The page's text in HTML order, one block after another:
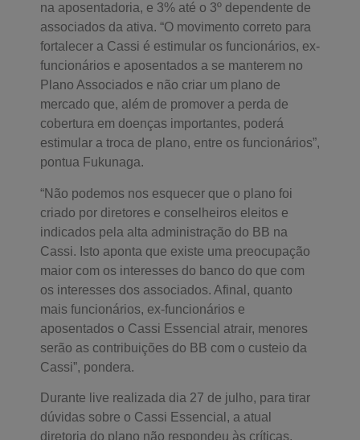
na aposentadoria, e 3% até o 3º dependente de
associados da ativa. “O movimento correto para
fortalecer a Cassi é estimular os funcionários, ex-
funcionários e aposentados a se manterem no
Plano Associados e não criar um plano de
mercado que, além de promover a perda de
cobertura em doenças importantes, poderá
estimular a troca de plano, entre os funcionários”,
pontua Fukunaga.
“Não podemos nos esquecer que o plano foi
criado por diretores e conselheiros eleitos e
indicados pela alta administração do BB na
Cassi. Isto aponta que existe uma preocupação
maior com os interesses do banco do que com
os interesses dos associados. Afinal, quanto
mais funcionários, ex-funcionários e
aposentados o Cassi Essencial atrair, menores
serão as contribuições do BB com o custeio da
Cassi”, pondera.
Durante live realizada dia 27 de julho, para tirar
dúvidas sobre o Cassi Essencial, a atual
diretoria do plano não respondeu às críticas,